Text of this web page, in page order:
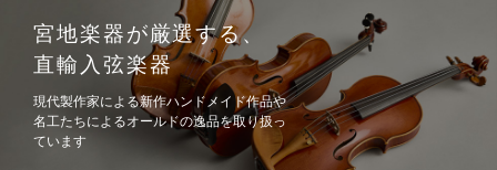
宮地楽器が厳選する、
直輸入弦楽器
現代製作家による新作ハンドメイド作品や
名工たちによるオールドの逸品を取り扱っ
ています